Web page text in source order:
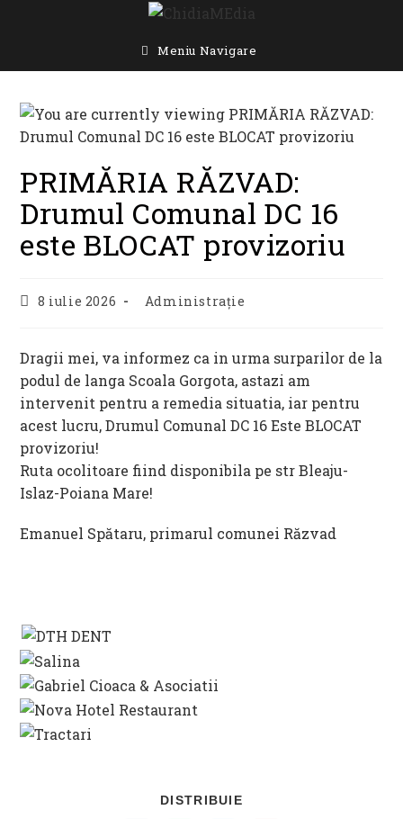
Meniu Navigare
PRIMĂRIA RĂZVAD:
Drumul Comunal DC 16
este BLOCAT provizoriu
Post8 iulie 2026
Post
Administrație
Dragii mei, va informez ca in urma surparilor de la
podul de langa Scoala Gorgota, astazi am
intervenit pentru a remedia situatia, iar pentru
acest lucru, Drumul Comunal DC 16 Este BLOCAT
provizoriu!
Ruta ocolitoare fiind disponibila pe str Bleaju-
Islaz-Poiana Mare!
Emanuel Spătaru, primarul comunei Răzvad
DISTRIBUIE